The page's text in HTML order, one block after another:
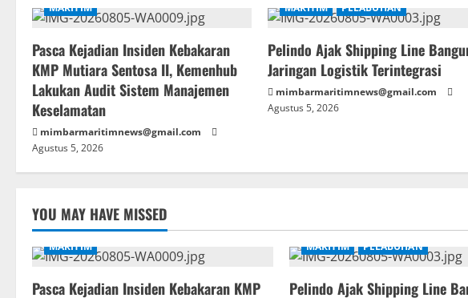
MARITIM
Pasca Kejadian Insiden Kebakaran
KMP Mutiara Sentosa II, Kemenhub
Lakukan Audit Sistem Manajemen
Keselamatan
mimbarmaritimnews@gmail.com
Agustus 5, 2026
MARITIM PELABUHAN
Pelindo Ajak Shipping Line
Jaringan Logistik Terintegrasi
mimbarmaritimnews@gmail.com
Agustus 5, 2026
YOU MAY HAVE MISSED
MARITIM
Pasca Kejadian Insiden Kebakaran KMP
MARITIM PELABUHAN
Pelindo Ajak Shipping Line